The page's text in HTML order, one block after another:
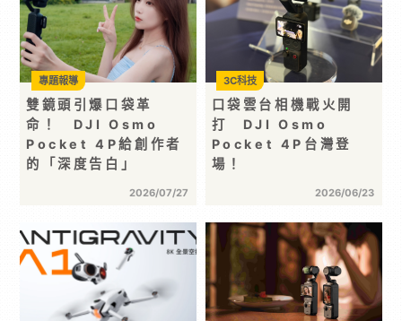
雙鏡頭引爆口袋革
命！ DJI Osmo
Pocket 4P給創作者
的「深度告白」
2026/07/27
專題報導
口袋雲台相機戰火開
打 DJI Osmo
Pocket 4P台灣登
場！
2026/06/23
3C科技